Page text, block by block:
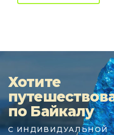
Хотите
по Байкалу
С ИНДИВИДУАЛЬНОЙ